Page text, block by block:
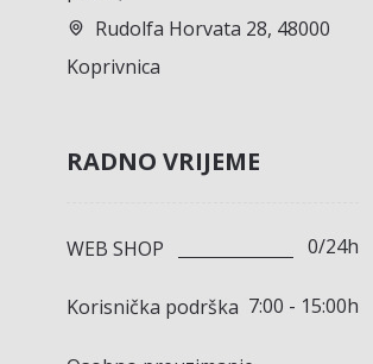
Rudolfa Horvata 28, 48000
Koprivnica
RADNO VRIJEME
WEB SHOP 0/24h
Korisnička podrška 7:00 - 15:00h